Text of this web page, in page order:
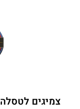
צמיגים לטסלה